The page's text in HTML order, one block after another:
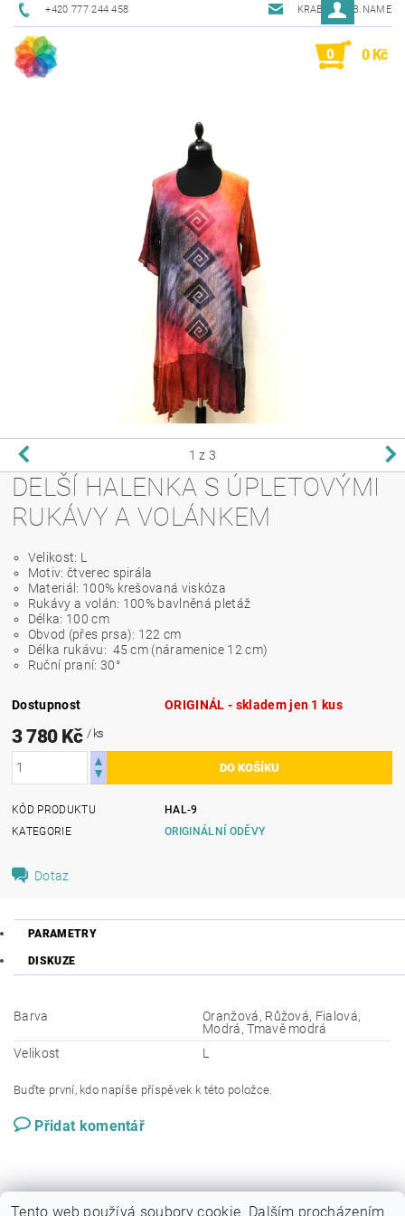
+420 777 244 458 KRAB@KRAB.NAME
0 0 Kč
1 z 3
DELŠÍ HALENKA S ÚPLETOVÝMI
RUKÁVY A VOLÁNKEM
Velikost: L
Motiv: čtverec spirála
Materiál: 100% krešovaná viskóza
Rukávy a volán: 100% bavlněná pletáž
Délka: 100 cm
Obvod (přes prsa): 122 cm
Délka rukávu: 45 cm (náramenice 12 cm)
Ruční praní: 30°
Dostupnost ORIGINÁL - skladem jen 1 kus
3 780 Kč / ks
KÓD PRODUKTU
HAL-9
KATEGORIE
ORIGINÁLNÍ ODĚVY
Dotaz
PARAMETRY
DISKUZE
Barva
Oranžová, Růžová, Fialová,
Modrá, Tmavě modrá
Velikost
L
Buďte první, kdo napíše příspěvek k této položce.
Přidat komentář
Tento web používá soubory cookie. Dalším procházením